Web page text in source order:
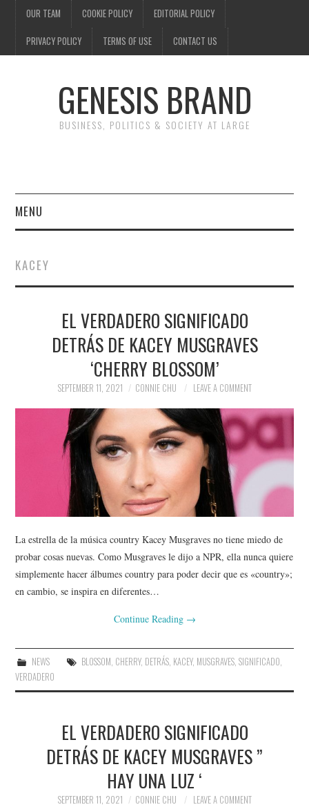
OUR TEAM COOKIE POLICY EDITORIAL POLICY
PRIVACY POLICY TERMS OF USE CONTACT US
GENESIS BRAND
BUSINESS, POLITICS & SOCIETY AT LARGE
MENU
FINANCE
POLITICS
SOCIETY
SPORTS
TECHNOLOGY
KACEY
EL VERDADERO SIGNIFICADO
DETRÁS DE KACEY MUSGRAVES
‘CHERRY BLOSSOM’
SEPTEMBER 11, 2021 CONNIE CHU LEAVE A COMMENT
La estrella de la música country Kacey Musgraves no tiene miedo de
probar cosas nuevas. Como Musgraves le dijo a NPR, ella nunca quiere
simplemente hacer álbumes country para poder decir que es «country»;
en cambio, se inspira en diferentes…
Continue Reading →
NEWS BLOSSOM, CHERRY, DETRÁS, KACEY, MUSGRAVES, SIGNIFICADO,
VERDADERO
EL VERDADERO SIGNIFICADO
DETRÁS DE KACEY MUSGRAVES ”
HAY UNA LUZ ‘
SEPTEMBER 11, 2021 CONNIE CHU LEAVE A COMMENT